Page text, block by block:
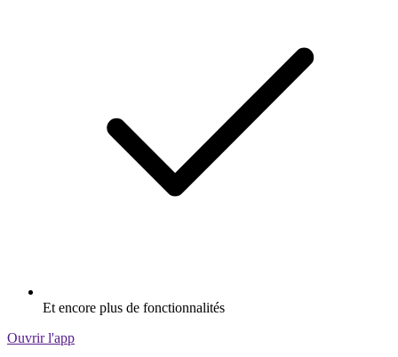
Et encore plus de fonctionnalités
Ouvrir l'app